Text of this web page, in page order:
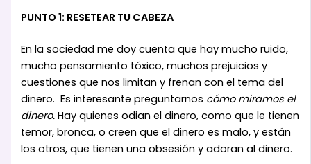
PUNTO 1: RESETEAR TU CABEZA
En la sociedad me doy cuenta que hay mucho ruido,
mucho pensamiento tóxico, muchos prejuicios y
cuestiones que nos limitan y frenan con el tema del
dinero. Es interesante preguntarnos cómo miramos el
dinero. Hay quienes odian el dinero, como que le tienen
temor, bronca, o creen que el dinero es malo, y están
los otros, que tienen una obsesión y adoran al dinero.